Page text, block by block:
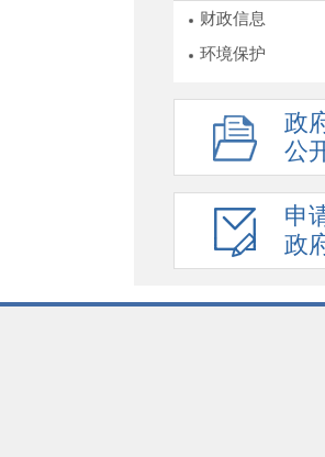
财政信息
环境保护
政
公
申
政